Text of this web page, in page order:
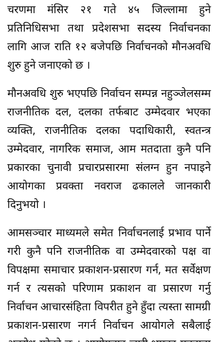
चरणमा मंसिर २१ गते ४५ जिल्लामा हुने
प्रतिनिधिसभा तथा प्रदेशसभा सदस्य निर्वाचनका
लागि आज राति १२ बजेपछि निर्वाचनको मौनअवधि
शुरु हुने जनाएको छ ।
मौनअवधि शुरु भएपछि निर्वाचन सम्पन्न नहुञ्जेलसम्म
राजनीतिक दल, दलका तर्फबाट उम्मेदवार भएका
व्यक्ति, राजनीतिक दलका पदाधिकारी, स्वतन्त्र
उम्मेदवार, नागरिक समाज, आम मतदाता कुनै पनि
प्रकारका चुनावी प्रचारप्रसारमा संलग्न हुन नपाइने
आयोगका प्रवक्ता नवराज ढकालले जानकारी
दिनुभयो ।
आमसञ्चार माध्यमले समेत निर्वाचनलाई प्रभाव पार्ने
गरी कुनै पनि राजनीतिक वा उम्मेदवारको पक्ष वा
विपक्षमा समाचार प्रकाशन-प्रसारण गर्न, मत सर्वेक्षण
गर्न र त्यसको परिणाम प्रकाशन वा प्रसारण गर्नु
निर्वाचन आचारसंहिता विपरीत हुने हुँदा त्यस्ता सामग्री
प्रकाशन-प्रसारण नगर्न निर्वाचन आयोगले सबैलाई